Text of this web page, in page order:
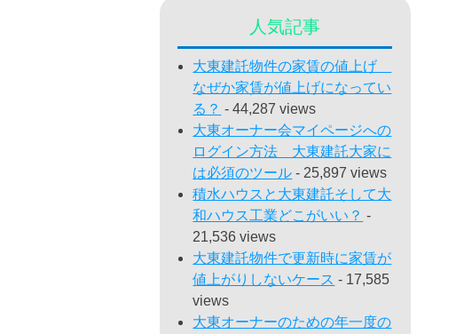
人気記事
大東建託物件の家賃の値上げ
なぜか家賃が値上げになってい
る？ - 44,287 views
大東オーナー会マイページへの
ログイン方法 大東建託大家に
は必須のツール - 25,897 views
積水ハウスと大東建託そして大
和ハウス工業どこがいい？ -
21,536 views
大東建託物件で更新時に家賃が
値上がりしないケース - 17,585
views
大東オーナーのための年一度の